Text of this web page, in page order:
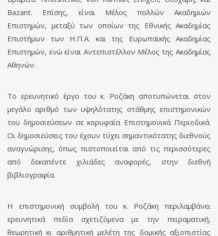
Bazant. Επίσης, είναι Μέλος πολλών Ακαδημιών
Επιστημών, μεταξύ των οποίων της Εθνικής Ακαδημίας
Επιστήμων των Η.Π.Α. και της Ευρωπαϊκής Ακαδημίας
Επιστημών, ενώ είναι Αντεπιστέλλον Μέλος της Ακαδημίας
Αθηνών.
Το ερευνητικό έργο του κ. Ροζάκη αποτυπώνεται στον
μεγάλο αριθμό των υψηλότατης στάθμης επιστημονικών
του δημοσιεύσεων σε κορυφαία Επιστημονικά Περιοδικά.
Οι δημοσιεύσεις του έχουν τύχει σημαντικότατης διεθνούς
αναγνώρισης, όπως πιστοποιείται από τις περισσότερες
από δεκαπέντε χιλιάδες αναφορές, στην διεθνή
βιβλιογραφία.
Η επιστημονική συμβολή του κ. Ροζάκη περιλαμβάνει
ερευνητικά πεδία σχετιζόμενα με την πειραματική,
θεωρητική κι αριθμητική μελέτη της δομικής αξιοπιστίας